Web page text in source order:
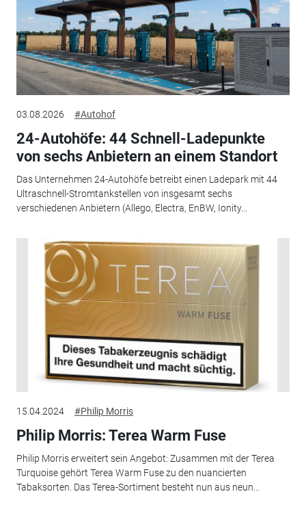
03.08.2026 #Autohof
24-Autohöfe: 44 Schnell-Ladepunkte
von sechs Anbietern an einem Standort
Das Unternehmen 24-Autohöfe betreibt einen Ladepark mit 44
Ultraschnell-Stromtankstellen von insgesamt sechs
verschiedenen Anbietern (Allego, Electra, EnBW, Ionity...
15.04.2024 #Philip Morris
Philip Morris: Terea Warm Fuse
Philip Morris erweitert sein Angebot: Zusammen mit der Terea
Turquoise gehört Terea Warm Fuse zu den nuancierten
Tabaksorten. Das Terea-Sortiment besteht nun aus neun...